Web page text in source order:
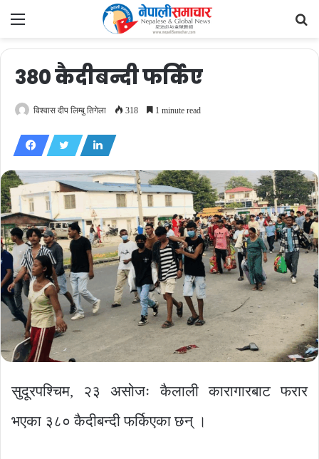
Menu
३८० कैदीबन्दी फर्किए
विश्वास दीप लिम्बु तिगेला 318 1 minute read
सुदूरपश्चिम, २३ असोजः कैलाली कारागारबाट फरार
भएका ३८० कैदीबन्दी फर्किएका छन् ।